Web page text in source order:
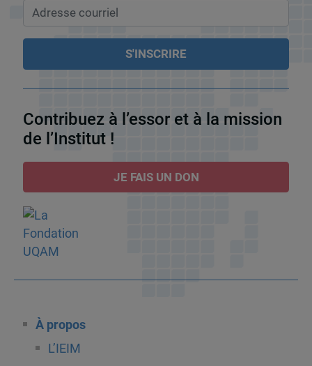
Contribuez à l’essor et à la mission
de l’Institut !
JE FAIS UN DON
À propos
L’IEIM